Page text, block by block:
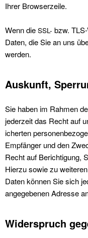
Ihrer Browserzeile.
Wenn die SSL- bzw.
Dat­en, die Sie an uns
wer­den.
Auskunft,
Sie haben im Rah­men
jed­erzeit das Recht auf
icherten
Empfänger und den
Recht auf Berich­ti­gung,
Hierzu sowie zu
Dat­en kön­nen Sie sich
angegebe­nen Adresse
Widerspruch